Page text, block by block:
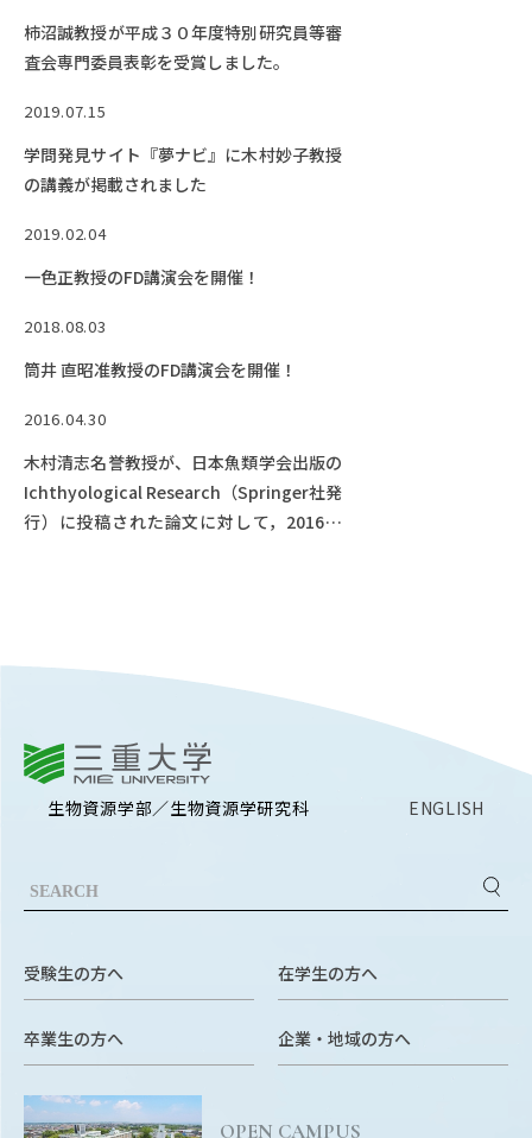
柿沼誠教授が平成３０年度特別研究員等審
査会専門委員表彰を受賞しました。
2019.07.15
学問発見サイト『夢ナビ』に木村妙子教授
の講義が掲載されました
2019.02.04
一色正教授のFD講演会を開催！
2018.08.03
筒井 直昭准教授のFD講演会を開催！
2016.04.30
木村清志名誉教授が、日本魚類学会出版の
Ichthyological Research（Springer社発
行）に投稿された論文に対して，2016年
生物資源学部／生物資源学研究科 ENGLISH
受験生の方へ 在学生の方へ
卒業生の方へ 企業・地域の方へ
OPEN CAMPUS